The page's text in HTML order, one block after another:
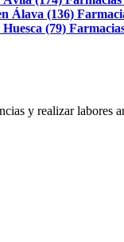
Álava (136)
(79)
y realizar labores